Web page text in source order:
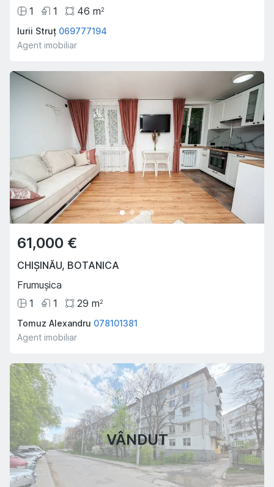
1
1 46 m2
Iurii Struț 069777194
Agent imobiliar
61,000 €
CHIȘINĂU, BOTANICA
Frumușica
1
1 29 m2
Tomuz Alexandru 078101381
Agent imobiliar
VÂNDUT